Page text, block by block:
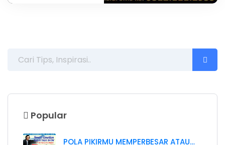
Popular
POLA PIKIRMU MEMPERBESAR ATAU…